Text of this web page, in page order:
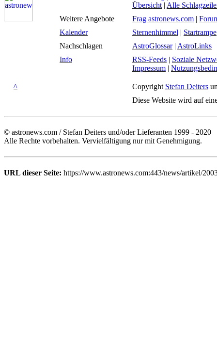
Übersicht | Alle
Weitere Angebote
Frag astronews.com |
Kalender
Sternenhimmel | Startrampe
Nachschlagen
AstroGlossar| AstroLinks
Info
RSS-Feeds | Soziale
Impressum |
^ Copyright Stefan Deiters
Diese Website wird auf
© astronews.com / Stefan Deiters und/oder Lieferanten 1999 - 2020
Alle Rechte vorbehalten. Vervielfältigung nur mit Genehmigung.
URL dieser Seite: https://www.astronews.com:443/news/artikel/